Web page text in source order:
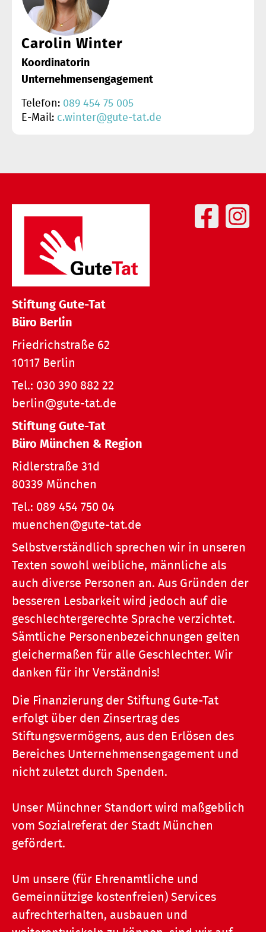
Carolin Winter
Koordinatorin
Unternehmensengagement
Telefon: 089 454 75 005
E-Mail: c.winter@gute-tat.de
Stiftung Gute-Tat
Büro Berlin
Friedrichstraße 62
10117 Berlin
Tel.: 030 390 882 22
berlin@gute-tat.de
Stiftung Gute-Tat
Büro München & Region
Ridlerstraße 31d
80339 München
Tel.: 089 454 750 04
muenchen@gute-tat.de
Selbstverständlich sprechen wir in unseren
Texten sowohl weibliche, männliche als
auch diverse Personen an. Aus Gründen der
besseren Lesbarkeit wird jedoch auf die
geschlechtergerechte Sprache verzichtet.
Sämtliche Personenbezeichnungen gelten
gleichermaßen für alle Geschlechter. Wir
danken für ihr Verständnis!
Die Finanzierung der Stiftung Gute-Tat
erfolgt über den Zinsertrag des
Stiftungsvermögens, aus den Erlösen des
Bereiches Unternehmensengagement und
nicht zuletzt durch Spenden.
Unser Münchner Standort wird maßgeblich
vom Sozialreferat der Stadt München
gefördert.
Um unsere (für Ehrenamtliche und
Gemeinnützige kostenfreien) Services
aufrechterhalten, ausbauen und